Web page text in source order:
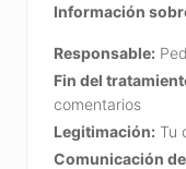
Información
Responsable:
Fin del
comentarios
Legitimación: Tu
Comunicación